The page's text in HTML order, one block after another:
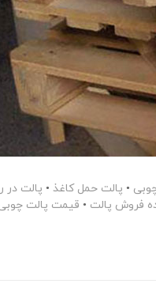
• پالت حمل کاغذ • پالت
فروش پالت • قیمت پالت